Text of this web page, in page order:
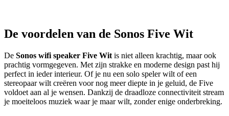
De voordelen van de Sonos Five Wit
De Sonos wifi speaker Five Wit is niet alleen krachtig, maar ook
prachtig vormgegeven. Met zijn strakke en moderne design past hij
perfect in ieder interieur. Of je nu een solo speler wilt of een
stereopaar wilt creëren voor nog meer diepte in je geluid, de Five
voldoet aan al je wensen. Dankzij de draadloze connectiviteit stream
je moeiteloos muziek waar je maar wilt, zonder enige onderbreking.